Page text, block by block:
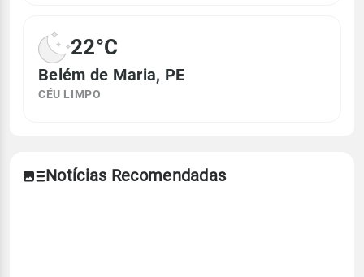
22°C
Belém de Maria, PE
CÉU LIMPO
Notícias Recomendadas